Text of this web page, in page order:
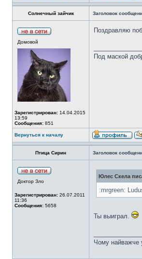
Солнечный зайчик Заголовок
Домовой
Зарегистрирован: 14.04.2015
13:59
Сообщения: 851
Поздравляю
Под маской
Вернуться к началу
Птица Сирин Заголовок
Доктор Зло
Зарегистрирован: 26.07.2011
11:36
Сообщения: 5658
Юлес Скела
:mrgreen:
Ты выиграл.
Чому найважче